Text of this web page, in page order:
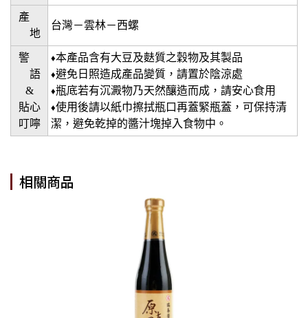
產
地
台灣－雲林－西螺
警
語
&
貼心
叮嚀
♦本產品含有大豆及麩質之穀物及其製品
♦避免日照造成產品變質，請置於陰涼處
♦瓶底若有沉澱物乃天然釀造而成，請安心食用
♦使用後請以紙巾擦拭瓶口再蓋緊瓶蓋，可保持清
潔，避免乾掉的醬汁塊掉入食物中。
相關商品